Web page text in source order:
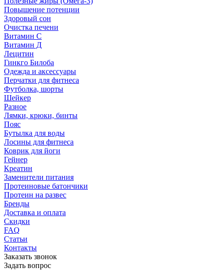
Повышение потенции
Здоровый сон
Очистка печени
Витамин С
Витамин Д
Лецитин
Гинкго Билоба
Одежда и аксессуары
Перчатки для фитнеса
Футболка, шорты
Шейкер
Разное
Лямки, крюки, бинты
Пояс
Бутылка для воды
Лосины для фитнеса
Коврик для йоги
Гейнер
Креатин
Заменители питания
Протеиновые батончики
Протеин на развес
Бренды
Доставка и оплата
Скидки
FAQ
Статьи
Контакты
Заказать звонок
Задать вопрос